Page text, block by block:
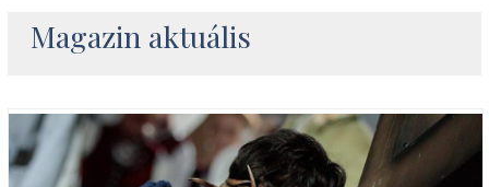
Magazin aktuális